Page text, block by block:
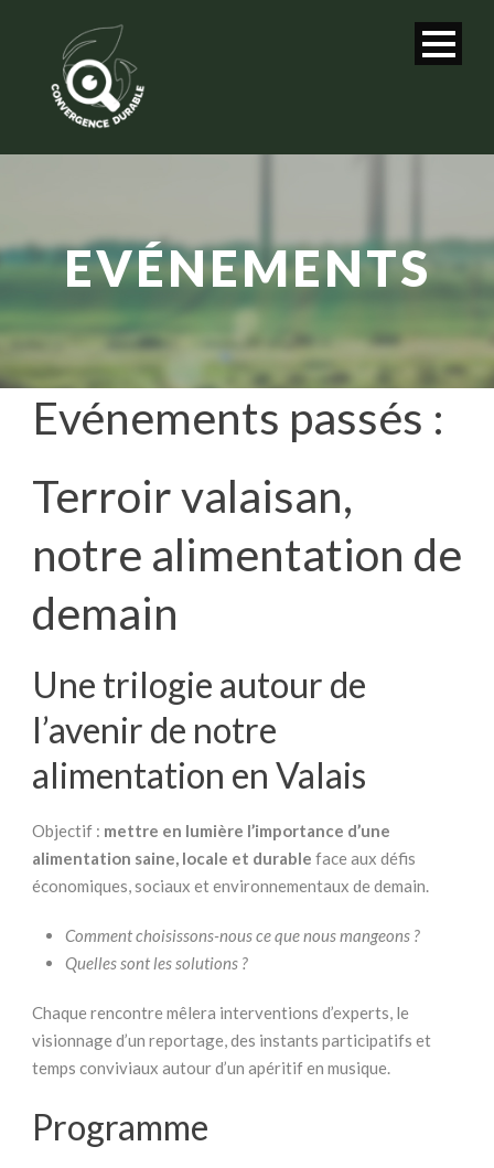
EVÉNEMENTS
Evénements passés :
Terroir valaisan,
notre alimentation de
demain
Une trilogie autour de
l’avenir de notre
alimentation en Valais
Objectif : mettre en lumière l’importance d’une
alimentation saine, locale et durable face aux défis
économiques, sociaux et environnementaux de demain.
Comment choisissons-nous ce que nous mangeons ?
Quelles sont les solutions ?
Chaque rencontre mêlera interventions d’experts, le
visionnage d’un reportage, des instants participatifs et
temps conviviaux autour d’un apéritif en musique.
Programme